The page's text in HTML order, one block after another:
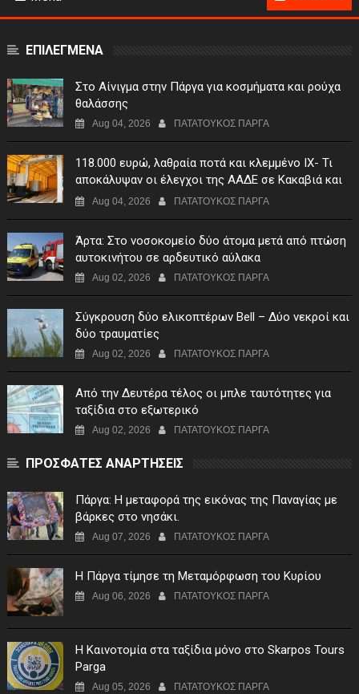
ΕΠΙΛΕΓΜΕΝΑ
Στο Αίνιγμα στην Πάργα για κοσμήματα και ρούχα
θαλάσσης
Aug 04, 2026 ΠΑΤΑΤΟΥΚΟΣ ΠΑΡΓΑ
118.000 ευρώ, λαθραία ποτά και κλεμμένο ΙΧ- Τι
αποκάλυψαν οι έλεγχοι της ΑΑΔΕ σε Κακαβιά και
Μαυρομάτι
Aug 04, 2026 ΠΑΤΑΤΟΥΚΟΣ ΠΑΡΓΑ
Άρτα: Στο νοσοκομείο δύο άτομα μετά από πτώση
αυτοκινήτου σε αρδευτικό αύλακα
Aug 02, 2026 ΠΑΤΑΤΟΥΚΟΣ ΠΑΡΓΑ
Σύγκρουση δύο ελικοπτέρων Bell – Δύο νεκροί και
δύο τραυματίες
Aug 02, 2026 ΠΑΤΑΤΟΥΚΟΣ ΠΑΡΓΑ
Από την Δευτέρα τέλος οι μπλε ταυτότητες για
ταξίδια στο εξωτερικό
Aug 02, 2026 ΠΑΤΑΤΟΥΚΟΣ ΠΑΡΓΑ
ΠΡΟΣΦΑΤΕΣ ΑΝΑΡΤΗΣΕΙΣ
Πάργα: Η μεταφορά της εικόνας της Παναγίας με
βάρκες στο νησάκι.
Aug 07, 2026 ΠΑΤΑΤΟΥΚΟΣ ΠΑΡΓΑ
Η Πάργα τίμησε τη Μεταμόρφωση του Κυρίου
Aug 06, 2026 ΠΑΤΑΤΟΥΚΟΣ ΠΑΡΓΑ
Η Καινοτομία στα ταξίδια μόνο στο Skarpos Tours
Parga
Aug 05, 2026 ΠΑΤΑΤΟΥΚΟΣ ΠΑΡΓΑ